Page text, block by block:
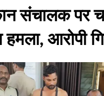
संचालक पर
आरोपी